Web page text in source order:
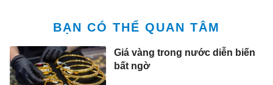
BẠN CÓ THỂ QUAN TÂM
Giá vàng trong nước diễn biến
bất ngờ